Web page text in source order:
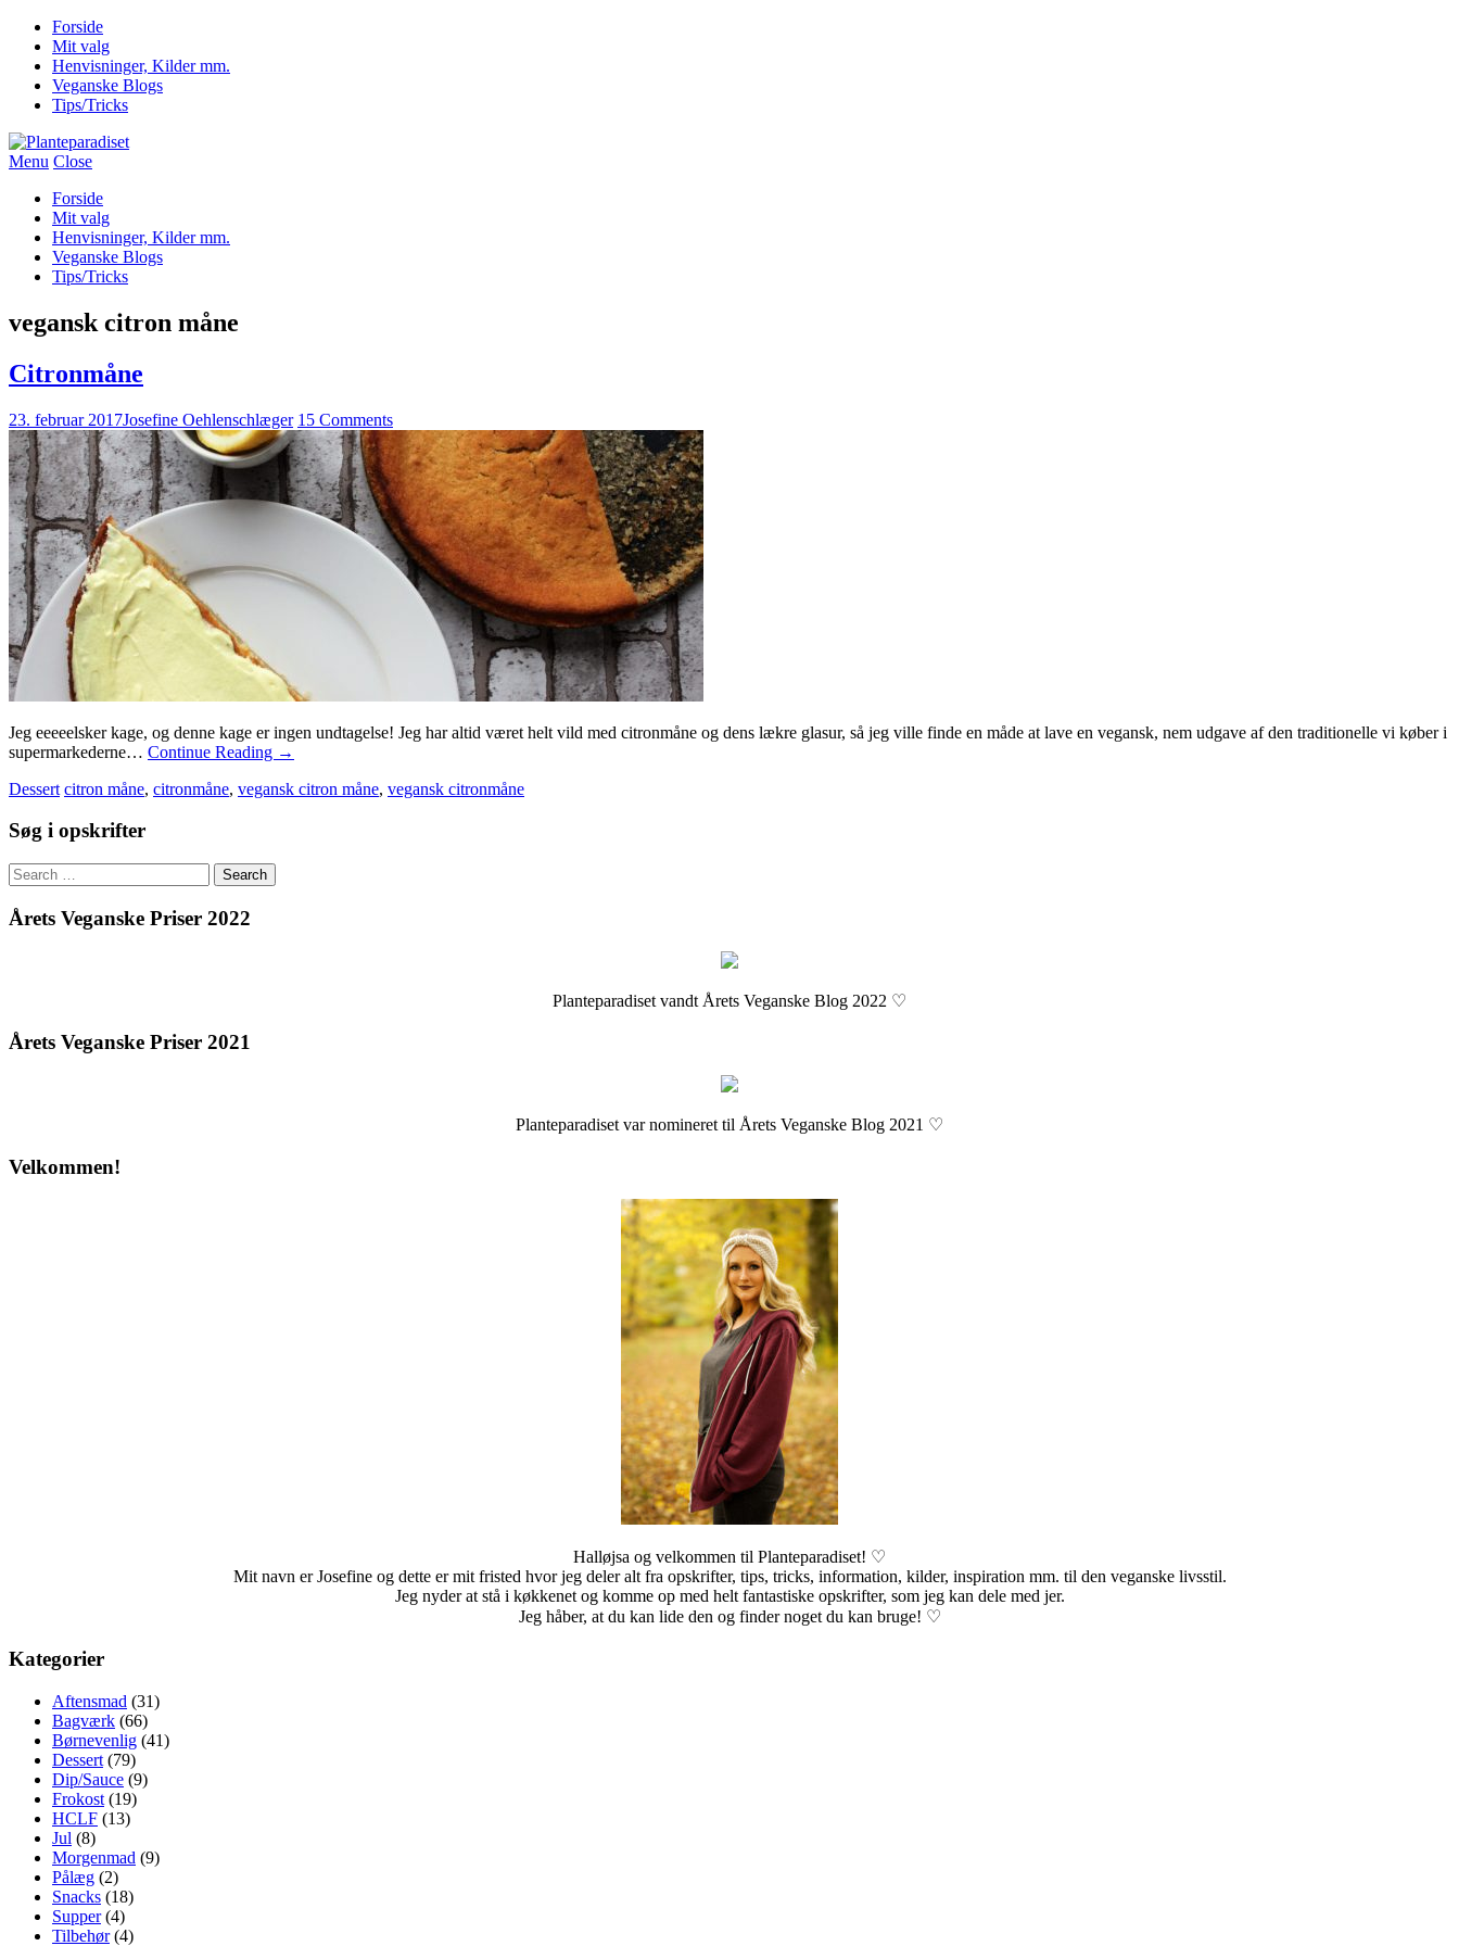
Forside
Mit valg
Henvisninger, Kilder mm.
Veganske Blogs
Tips/Tricks
Menu Close
Forside
Mit valg
Henvisninger, Kilder mm.
Veganske Blogs
Tips/Tricks
vegansk citron måne
Citronmåne
23. februar 2017Josefine Oehlenschlæger 15 Comments
Jeg eeeeelsker kage, og denne kage er ingen undtagelse! Jeg har altid været helt vild med citronmåne og dens lækre glasur, så jeg ville finde en måde at lave en vegansk, nem udgave af den traditionelle vi køber i
supermarkederne… Continue Reading →
Dessert citron måne, citronmåne, vegansk citron måne, vegansk citronmåne
Søg i opskrifter
Search
for:
Årets Veganske Priser 2022
Planteparadiset vandt Årets Veganske Blog 2022 ♡
Årets Veganske Priser 2021
Planteparadiset var nomineret til Årets Veganske Blog 2021 ♡
Velkommen!
Halløjsa og velkommen til Planteparadiset! ♡
Mit navn er Josefine og dette er mit fristed hvor jeg deler alt fra opskrifter, tips, tricks, information, kilder, inspiration mm. til den veganske livsstil.
Jeg nyder at stå i køkkenet og komme op med helt fantastiske opskrifter, som jeg kan dele med jer.
Jeg håber, at du kan lide den og finder noget du kan bruge! ♡
Kategorier
Aftensmad (31)
Bagværk (66)
Børnevenlig (41)
Dessert (79)
Dip/Sauce (9)
Frokost (19)
HCLF (13)
Jul (8)
Morgenmad (9)
Pålæg (2)
Snacks (18)
Supper(4)
Tilbehør(4)